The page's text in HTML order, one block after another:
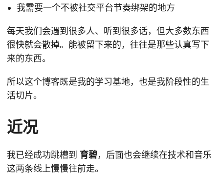
我需要一个不被社交平台节奏绑架的地方
每天我们会遇到很多人、听到很多话，但大多数东西
很快就会散掉。能被留下来的，往往是那些认真写下
来的东西。
所以这个博客既是我的学习基地，也是我阶段性的生
活切片。
近况
我已经成功跳槽到 育碧，后面也会继续在技术和音乐
这两条线上慢慢往前走。